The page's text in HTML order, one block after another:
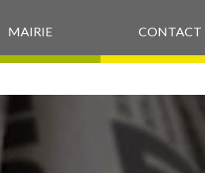
MAIRIE CONTACT